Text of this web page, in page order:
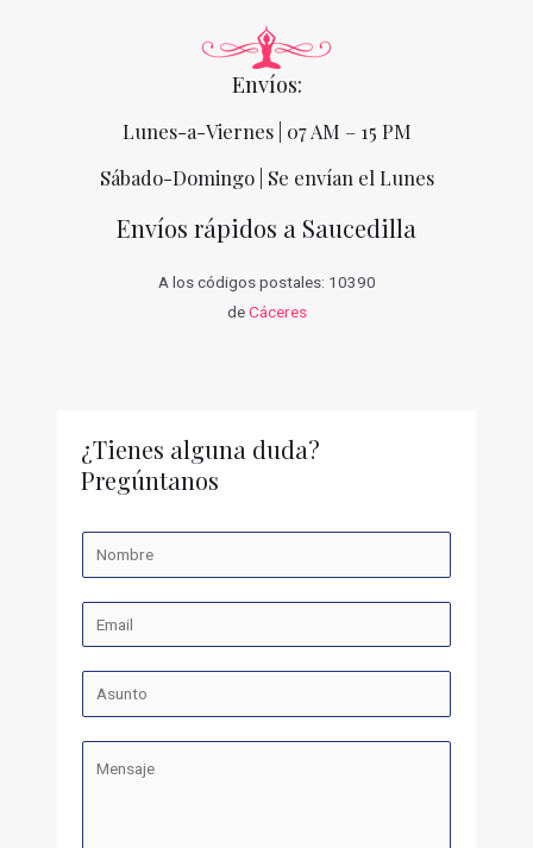
Envíos:
Lunes-a-Viernes | 07 AM – 15 PM
Sábado-Domingo | Se envían el Lunes
Envíos rápidos a Saucedilla
A los códigos postales: 10390
deCáceres
¿Tienes alguna duda?
Pregúntanos